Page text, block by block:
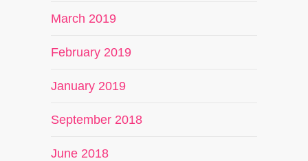
March 2019
February 2019
January 2019
September 2018
June 2018